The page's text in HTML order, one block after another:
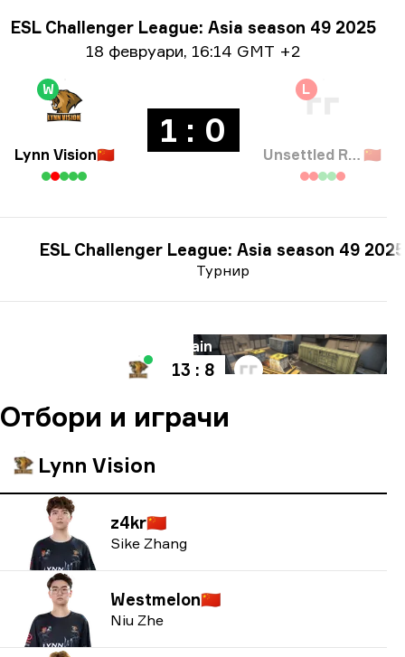
Информация за турнира
ESL Challenger League: Asia season 49 2025
Информация за дата
18 февруари, 16:14 GMT +2
W
Lynn Vision🇨🇳
1 : 0
L
Unsettled Resentment 🇨🇳
Турнир
ESL Challenger League: Asia season 49 2025
Train
13 : 8
Отбори и играчи
Lynn Vision
z4kr🇨🇳
Sike Zhang
Westmelon🇨🇳
Niu Zhe